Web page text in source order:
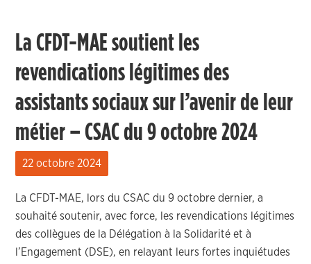
La CFDT-MAE soutient les
revendications légitimes des
assistants sociaux sur l’avenir de leur
métier – CSAC du 9 octobre 2024
22 octobre 2024
La CFDT-MAE, lors du CSAC du 9 octobre dernier, a
souhaité soutenir, avec force, les revendications légitimes
des collègues de la Délégation à la Solidarité et à
l’Engagement (DSE), en relayant leurs fortes inquiétudes